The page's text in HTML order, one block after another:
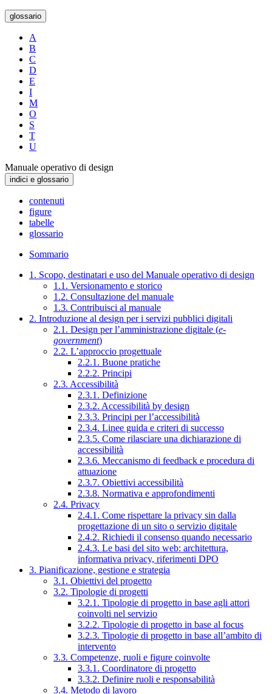
glossario
A
B
C
D
E
I
M
O
S
T
U
Manuale operativo di design
indici e glossario
contenuti
figure
tabelle
glossario
Sommario
1. Scopo, destinatari e uso del Manuale operativo di design
1.1. Versionamento e storico
1.2. Consultazione del manuale
1.3. Contribuisci al manuale
2. Introduzione al design per i servizi pubblici digitali
2.1. Design per l’amministrazione digitale (e-
government)
2.2. L’approccio progettuale
2.2.1. Buone pratiche
2.2.2. Principi
2.3. Accessibilità
2.3.1. Definizione
2.3.2. Accessibilità by design
2.3.3. Principi per l’accessibilità
2.3.4. Linee guida e criteri di successo
2.3.5. Come rilasciare una dichiarazione di
accessibilità
2.3.6. Meccanismo di feedback e procedura di
attuazione
2.3.7. Obiettivi accessibilità
2.3.8. Normativa e approfondimenti
2.4. Privacy
2.4.1. Come rispettare la privacy sin dalla
progettazione di un sito o servizio digitale
2.4.2. Richiedi il consenso quando necessario
2.4.3. Le basi del sito web: architettura,
informativa privacy, riferimenti DPO
3. Pianificazione, gestione e strategia
3.1. Obiettivi del progetto
3.2. Tipologie di progetti
3.2.1. Tipologie di progetto in base agli attori
coinvolti nel servizio
3.2.2. Tipologie di progetto in base al focus
3.2.3. Tipologie di progetto in base all’ambito di
intervento
3.3. Competenze, ruoli e figure coinvolte
3.3.1. Coordinatore di progetto
3.3.2. Definire ruoli e responsabilità
3.4. Metodo di lavoro